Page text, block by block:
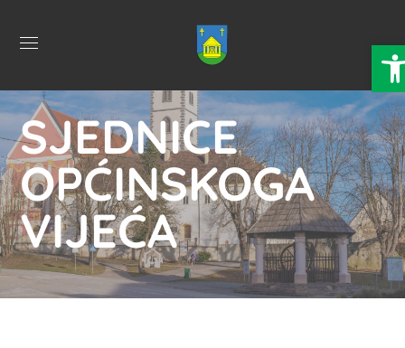
SJEDNICE
OPĆINSKOGA
VIJEĆA